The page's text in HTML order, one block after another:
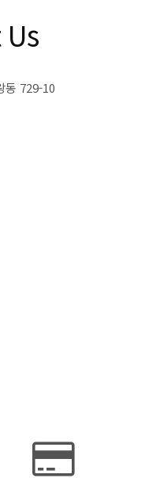
동 729-10